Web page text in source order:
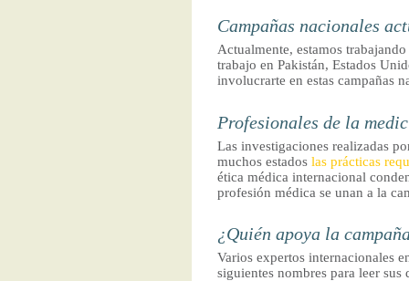
Campañas nacionales
Actualmente, estamos
trabajo en Pakistán, Estados
involucrarte en estas campañas
Profesionales de la
Las investigaciones realizadas
muchos estados las prácticas
ética médica internacional
profesión médica se unan a la
¿Quién apoya la
Varios expertos internacionales
siguientes nombres para leer sus